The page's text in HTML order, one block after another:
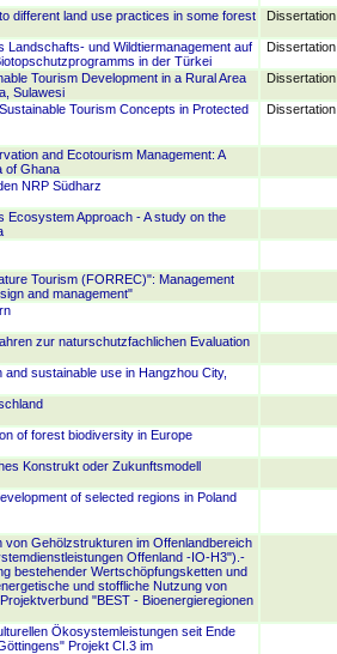
different land use practices in some forest
Dissertation
Landschafts- und Wildtiermanagement auf
in der Türkei
Dissertation
Tourism Development in a Rural Area
Sulawesi
Dissertation
Tourism Concepts in Protected
Dissertation
and Ecotourism Management: A
of Ghana
NRP Südharz
Ecosystem Approach - A study on the
Tourism (FORREC)": Management
and management"
zur naturschutzfachlichen Evaluation
sustainable use in Hangzhou City,
of forest biodiversity in Europe
Konstrukt oder Zukunftsmodell
of selected regions in Poland
Gehölzstrukturen im Offenlandbereich
Offenland -IO-H3").-
bestehender Wertschöpfungsketten und
und stoffliche Nutzung von
"BEST - Bioenergieregionen
Ökosystemleistungen seit Ende
Projekt CI.3 im